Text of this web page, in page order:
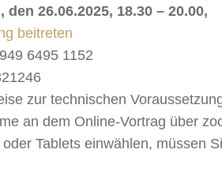
den 26.06.2025, 18.30 – 20.00,
beitreten
6495 1152
zur technischen
an dem Online-Vortrag über
Tablets einwählen, müssen